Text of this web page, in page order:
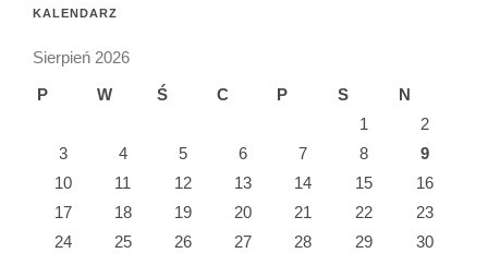
KALENDARZ
Sierpień 2026
P
W Ś C P S
N
1
2
3
4 5 6 7 8
9
10
11 12 13 14 15
16
17
18 19 20 21 22
23
24
25 26 27 28 29
30